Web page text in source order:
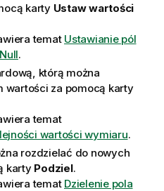
karty Ustaw wartości
temat Ustawianie pól
.
którą można
wartości za pomocą karty
temat
wartości wymiaru.
rozdzielać do nowych
karty Podziel.
temat Dzielenie pola